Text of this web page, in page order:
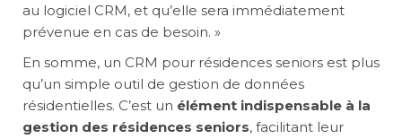
au logiciel CRM, et qu’elle sera immédiatement
prévenue en cas de besoin. »
En somme, un CRM pour résidences seniors est plus
qu’un simple outil de gestion de données
résidentielles. C’est un élément indispensable à la
gestion des résidences seniors, facilitant leur